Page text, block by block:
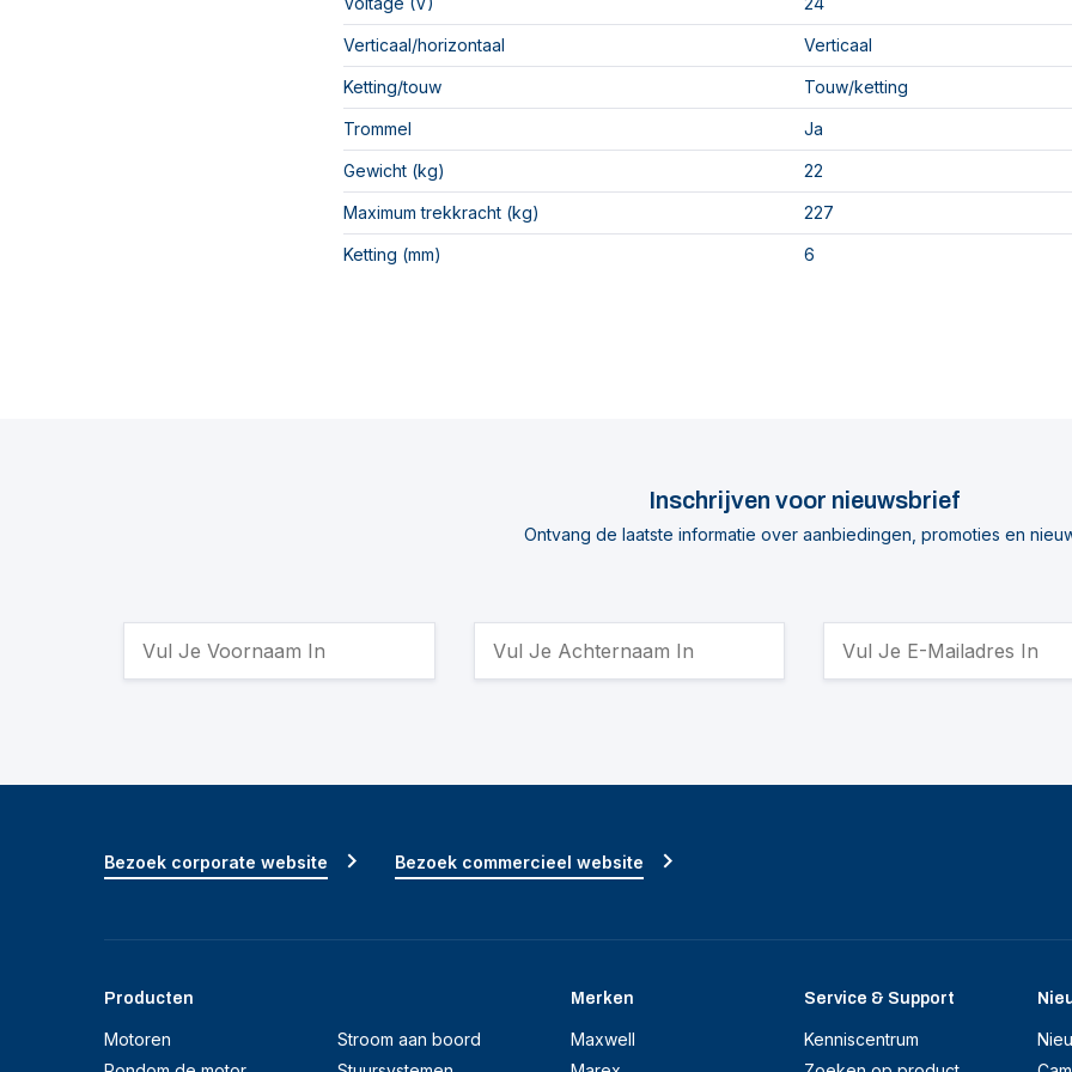
Verticaal/horizontaal Verticaal
Ketting/touw Touw/ketting
Trommel Ja
Gewicht (kg) 22
Maximum trekkracht (kg) 227
Ketting (mm) 6
Inschrijven voor nieuwsbrief
Ontvang de laatste informatie over aanbiedingen, promoties en
Producten
Motoren
Stroom aan boord
Merken
Maxwell
Service & Support
Kenniscentrum
Bezoek corporate website Bezoek commercieel website